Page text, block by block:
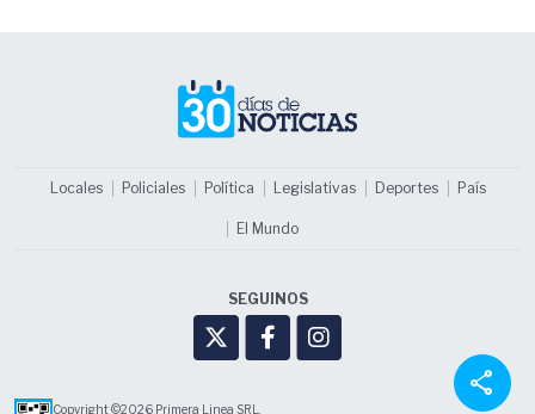
share
Locales Policiales Política Legislativas Deportes País
El Mundo
SEGUINOS
Copyright ©2026 Primera Linea SRL.